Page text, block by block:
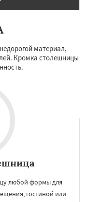
материал,
Кромка столешницы
любой формы для
гостиной или